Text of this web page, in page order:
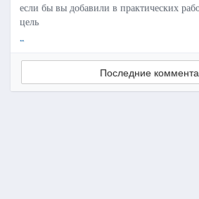
если бы вы добавили в практических
цель
..
Последние